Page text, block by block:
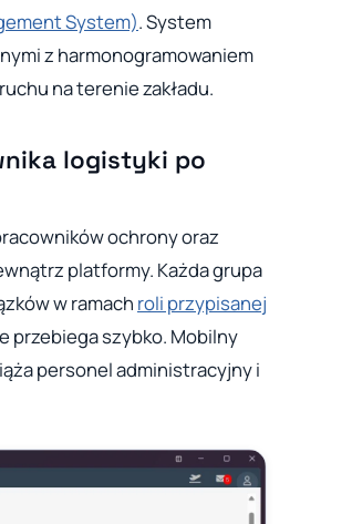
System). System
z harmonogramowaniem
na terenie zakładu.
logistyki po
ochrony oraz
platformy. Każda grupa
w ramach roli przypisanej
przebiega szybko. Mobilny
personel administracyjny i